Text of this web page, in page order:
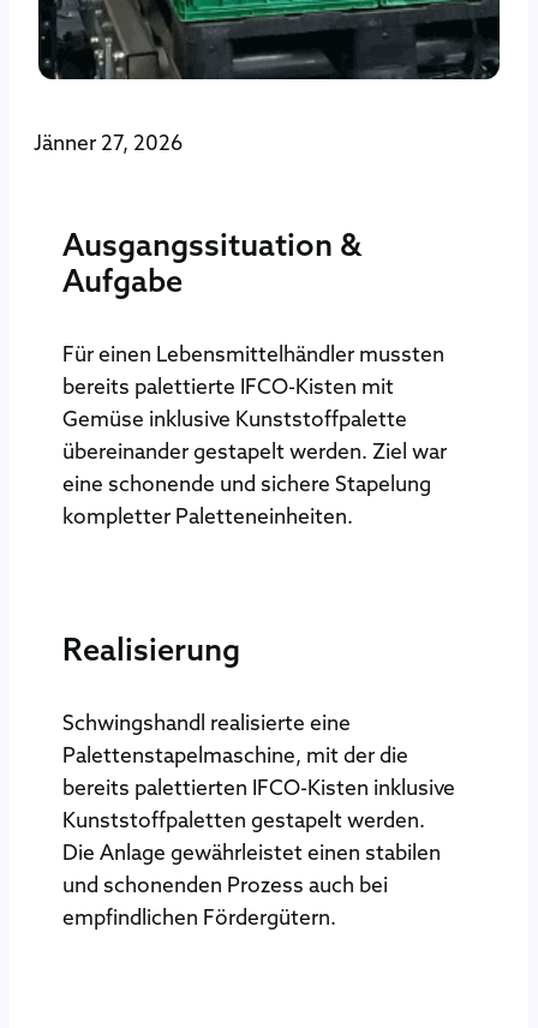
Jänner 27, 2026
Ausgangssituation &
Aufgabe
Für einen Lebensmittelhändler mussten
bereits palettierte IFCO-Kisten mit
Gemüse inklusive Kunststoffpalette
übereinander gestapelt werden. Ziel war
eine schonende und sichere Stapelung
kompletter Paletteneinheiten.
Realisierung
Schwingshandl realisierte eine
Palettenstapelmaschine, mit der die
bereits palettierten IFCO-Kisten inklusive
Kunststoffpaletten gestapelt werden.
Die Anlage gewährleistet einen stabilen
und schonenden Prozess auch bei
empfindlichen Fördergütern.